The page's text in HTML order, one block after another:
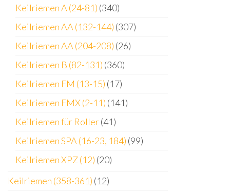
Keilriemen A (24-81) (340)
Keilriemen AA (132-144) (307)
Keilriemen AA (204-208) (26)
Keilriemen B (82-131) (360)
Keilriemen FM (13-15) (17)
Keilriemen FMX (2-11) (141)
Keilriemen für Roller(41)
Keilriemen SPA (16-23, 184) (99)
Keilriemen XPZ (12) (20)
Keilriemen (358-361) (12)